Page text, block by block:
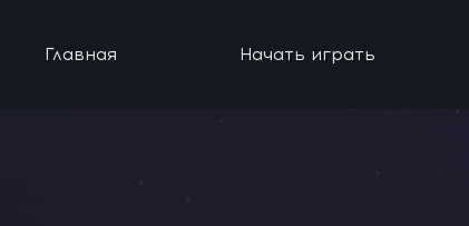
Главная Начать играть